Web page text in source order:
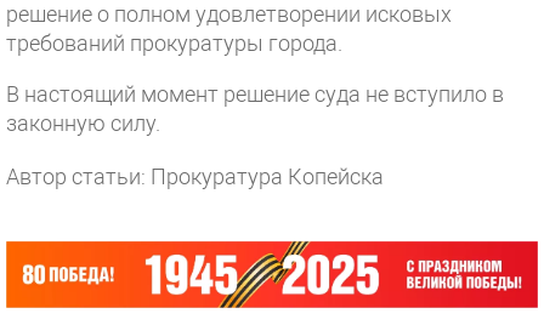
решение о полном удовлетворении исковых
требований прокуратуры города.
В настоящий момент решение суда не вступило в
законную силу.
Автор статьи: Прокуратура Копейска